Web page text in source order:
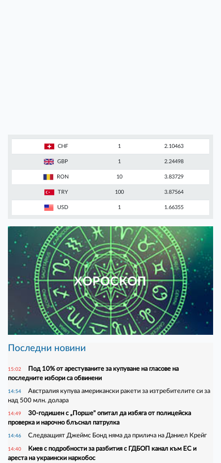
CHF 1 2.10463
GBP 1 2.24498
RON 10 3.83729
TRY 100 3.87564
USD 1 1.66355
ХОРОСКОП
Последни новини
15:02
Под 10% от арестуваните за купуване на гласове на
последните избори са обвинени
14:54
Австралия купува американски ракети за изтребителите си за
над 500 млн. долара
14:49
30-годишен с „Порше" опитал да избяга от полицейска
проверка и нарочно блъснал патрулка
14:46 Следващият Джеймс Бонд няма да прилича на Даниел Крейг
14:40
Киев с подробности за разбития с ГДБОП канал към ЕС и
ареста на украински наркобос